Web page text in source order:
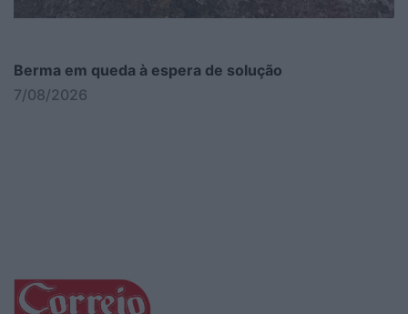
Berma em queda à espera de solução
7/08/2026